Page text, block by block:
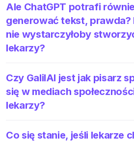
Ale ChatGPT potrafi
generować tekst, prawda?
nie wystarczyłoby
lekarzy?
Czy GalilAI jest jak pisarz
się w mediach
lekarzy?
Co się stanie, jeśli lekarze